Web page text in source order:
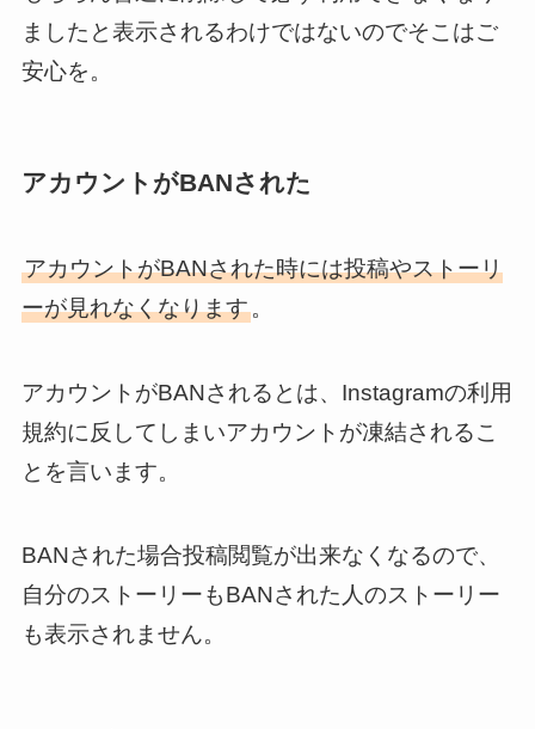
ましたと表示されるわけではないのでそこはご
安心を。
アカウントがBANされた
アカウントがBANされた時には投稿やストーリ
ーが見れなくなります。
アカウントがBANされるとは、Instagramの利用
規約に反してしまいアカウントが凍結されるこ
とを言います。
BANされた場合投稿閲覧が出来なくなるので、
自分のストーリーもBANされた人のストーリー
も表示されません。